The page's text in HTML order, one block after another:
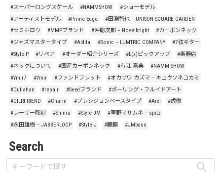
#スーパーロングスケール
#NAMMSHOW
#ショーモデル
#アーティストモデル
#Prime-Edge
#田淵智也 – UNISON SQUARE GARDEN
#セミホロウ
#MMPブランド #沖聡次郎 – Novelbright
#カーボンネック
#ジャズマスタータイプ
#Aldila #Sonic – LUMTRIC COMPANY
#7弦ギター
#Style-P
#リペア #オーダー紹介シリーズ #L(x)ピックアップ
#楽器店
#ネックについて
#国産カーボンネック #有江 嘉典
#NAMM SHOW
#Ymir7
#Ymir #ファンドフレット
#オカザワ カズマ – キュウソネコカミ
#Dullahan
#repair #Seedブランド
#ポーリング・フルイドアート
#GILRFRIEND
#Charm #プレシジョンベースタイプ #Arxi
#虎徹
#レーザー彫刻
#Shinra #Style-JM
#草野マサムネ – spitz
#永田雄樹 – JABBERLOOP
#Style-J #麒麟 #JMbass
Search